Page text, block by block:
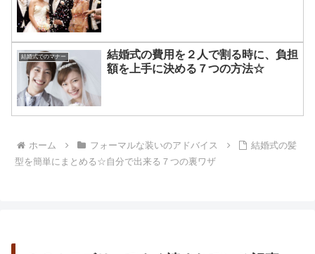
結婚式でのマナー
結婚式の費用を２人で割る時に、負担
額を上手に決める７つの方法☆
ホーム フォーマルな装いのアドバイス
結婚式の髪
型を簡単にまとめる☆自分で出来る７つの裏ワザ